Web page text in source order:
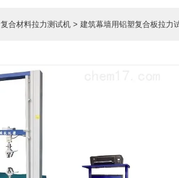
复合材料拉力测试机 > 建筑幕墙用铝塑复合板拉力